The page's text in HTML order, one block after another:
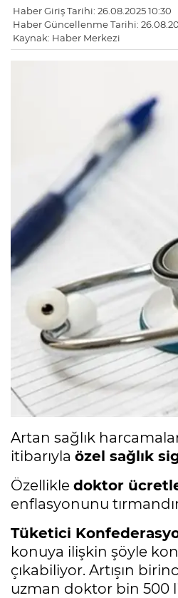
Haber Giriş Tarihi: 26.08.2025 10:30
Haber Güncellenme Tarihi:
Kaynak: Haber Merkezi
Artan sağlık
itibarıyla özel sağlık
Özellikle doktor
enflasyonunu
Tüketici
konuya ilişkin şöyle
çıkabiliyor. Artışın
uzman doktor bin 500